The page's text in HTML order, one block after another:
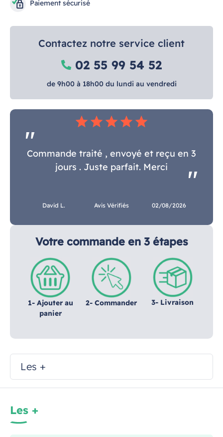
Paiement sécurisé
Contactez notre service client
02 55 99 54 52
de 9h00 à 18h00 du lundi au vendredi
Votre commande en 3 étapes
1- Ajouter au
panier
2- Commander 3- Livraison
star star star star star
Commande traité , envoyé et reçu en 3
jours . Juste parfait. Merci
David L. Avis Vérifiés 02/08/2026
Les +
Les +